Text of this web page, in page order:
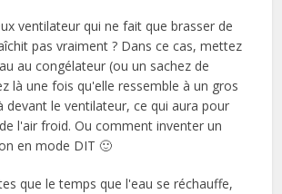
ventilateur qui ne fait que brasser de
pas vraiment ? Dans ce cas, mettez
au congélateur (ou un sachez de
là une fois qu'elle ressemble à un gros
devant le ventilateur, ce qui aura pour
l'air froid. Ou comment inventer un
en mode DIT 🙂
que le temps que l'eau se réchauffe,